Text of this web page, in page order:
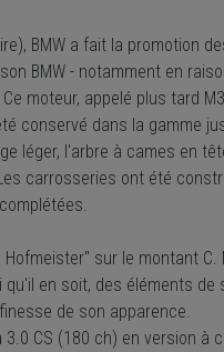
BMW a fait la promotion
BMW - notamment en
moteur, appelé plus tard
conservé dans la gamme
léger, l'arbre à cames en
carrosseries ont été
sur le montant
en soit, des éléments
de son apparence.
CS (180 ch) en version à